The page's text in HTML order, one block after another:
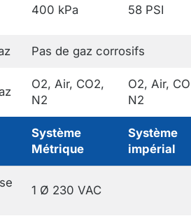
400 kPa 58 PSI
Pas de gaz corrosifs
O2, Air, CO2,
N2
O2, Air,
N2
Système
Métrique
Système
impérial
1 Ø 230 VAC